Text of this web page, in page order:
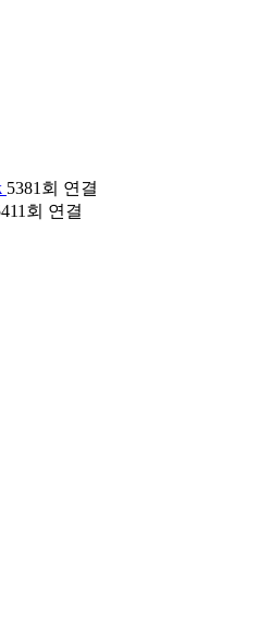
5381회 연결
회 연결